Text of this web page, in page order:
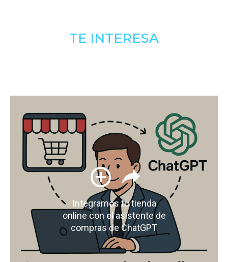
TE INTERESA
Integramos tu tienda
online con el asistente de
compras de ChatGPT